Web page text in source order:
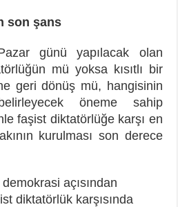
son şans
günü yapılacak olan
mü yoksa kısıtlı bir
geri dönüş mü, hangisinin
öneme sahip
faşist diktatörlüğe karşı en
kurulması son derece
açısından
diktatörlük karşısında